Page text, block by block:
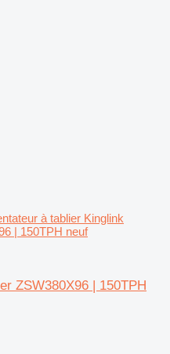
à tablier Kinglink
| 150TPH neuf
ZSW380X96 | 150TPH